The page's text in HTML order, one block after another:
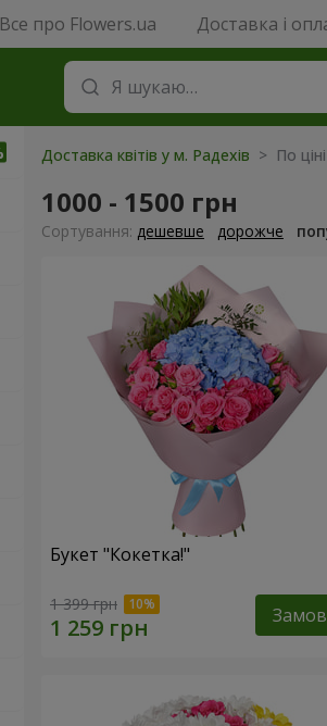
Все про Flowers.ua Доставка і
Доставка квітів у м. Радехів > По
1000 - 1500 грн
Сортування: дешевше дорожче
Букет "Кокетка!"
1 399 грн